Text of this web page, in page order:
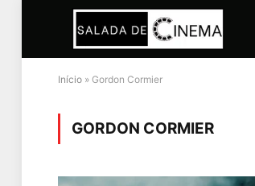
Início » Gordon Cormier
GORDON CORMIER